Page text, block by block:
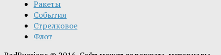
Ракеты
События
Стрелковое
Флот